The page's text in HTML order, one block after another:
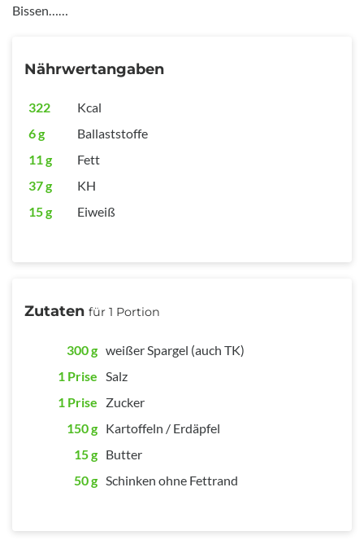
Bissen……
Nährwertangaben
322
Kcal
6 g
Ballaststoffe
11 g
Fett
37 g
KH
15 g
Eiweiß
Zutaten für 1 Portion
300 g weißer Spargel (auch TK)
1 Prise Salz
1 Prise
Zucker
150 g Kartoffeln / Erdäpfel
15 g Butter
50 g Schinken ohne Fettrand